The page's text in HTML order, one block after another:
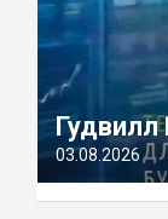
03.08.2026